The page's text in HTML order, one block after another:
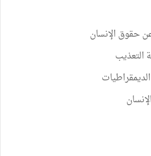
حقوق الإنسان
التعذيب